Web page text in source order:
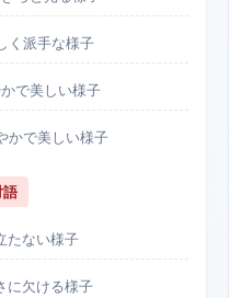
く派手な様子
で美しい様子
かで美しい様子
たない様子
に欠ける様子